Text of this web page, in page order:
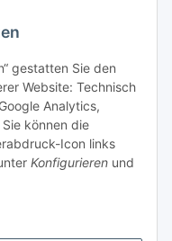
gestatten Sie den
Website: Technisch
Analytics,
können die
Icon links
Konfigurieren und